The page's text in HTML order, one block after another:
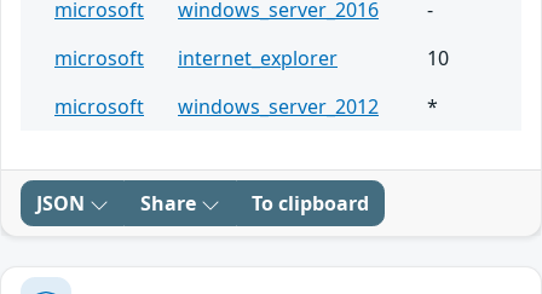
microsoft
windows_server_2016
-
microsoft
internet_explorer
10
microsoft
windows_server_2012 *
JSON Share To clipboard